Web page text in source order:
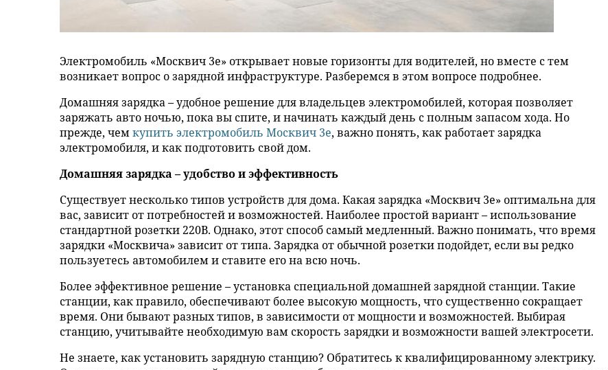
Электромобиль «Москвич 3е» открывает новые горизонты для водителей, но вместе с тем
возникает вопрос о зарядной инфраструктуре. Разберемся в этом вопросе подробнее.
Домашняя зарядка – удобное решение для владельцев электромобилей, которая позволяет
заряжать авто ночью, пока вы спите, и начинать каждый день с полным запасом хода. Но
прежде, чемкупить электромобиль Москвич 3е, важно понять, как работает зарядка
электромобиля, и как подготовить свой дом.
Домашняя зарядка – удобство и эффективность
Существует несколько типов устройств для дома. Какая зарядка «Москвич 3е» оптимальна для
вас, зависит от потребностей и возможностей. Наиболее простой вариант – использование
стандартной розетки 220В. Однако, этот способ самый медленный. Важно понимать, что время
зарядки «Москвича» зависит от типа. Зарядка от обычной розетки подойдет, если вы редко
пользуетесь автомобилем и ставите его на всю ночь.
Более эффективное решение – установка специальной домашней зарядной станции. Такие
станции, как правило, обеспечивают более высокую мощность, что существенно сокращает
время. Они бывают разных типов, в зависимости от мощности и возможностей. Выбирая
станцию, учитывайте необходимую вам скорость зарядки и возможности вашей электросети.
Не знаете, как установить зарядную станцию? Обратитесь к квалифицированному электрику.